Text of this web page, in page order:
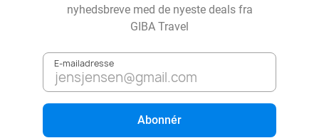
nyhedsbreve med de nyeste deals fra
GIBA Travel
E-mailadresse
Abonnér